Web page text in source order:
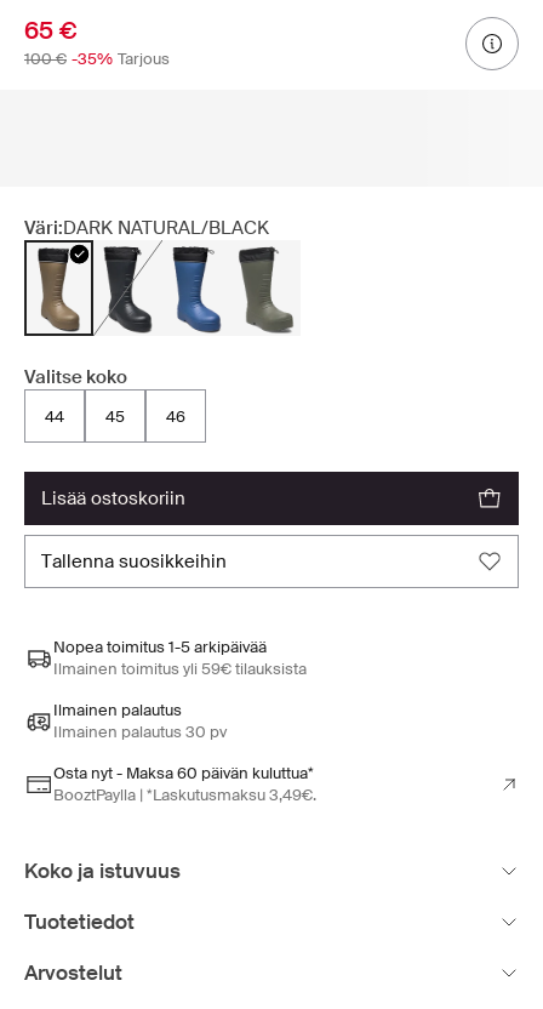
65 €
100 € -35% Tarjous
Väri:DARK NATURAL/BLACK
Valitse koko
44 45 46
lisää ostoskoriin
tallenna suosikkeihin
Nopea toimitus 1-5 arkipäivää
Ilmainen toimitus yli 59€ tilauksista
Ilmainen palautus
Ilmainen palautus 30 pv
Osta nyt - Maksa 60 päivän kuluttua*
BooztPaylla | *Laskutusmaksu 3,49€.
Koko ja istuvuus
Tuotetiedot
Arvostelut